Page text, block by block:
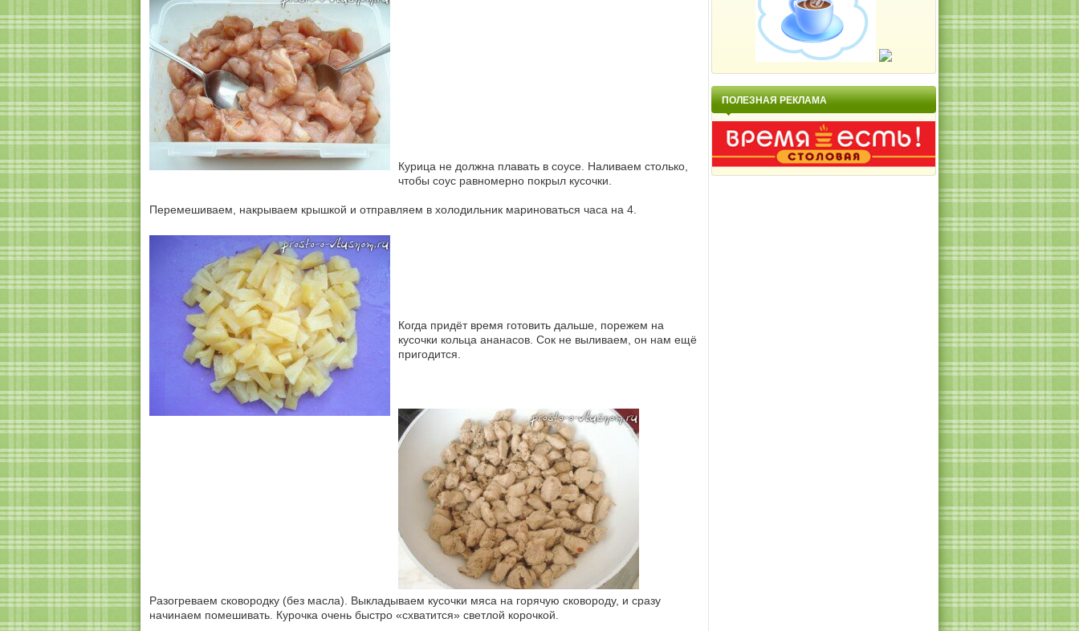
Курица не должна плавать в соусе. Наливаем столько,
чтобы соус равномерно покрыл кусочки.
Перемешиваем, накрываем крышкой и отправляем в холодильник мариноваться часа на 4.
Когда придёт время готовить дальше, порежем на
кусочки кольца ананасов. Сок не выливаем, он нам ещё
пригодится.
Разогреваем сковородку (без масла). Выкладываем кусочки мяса на горячую сковороду, и сразу
начинаем помешивать. Курочка очень быстро «схватится» светлой корочкой.
ПОЛЕЗНАЯ РЕКЛАМА